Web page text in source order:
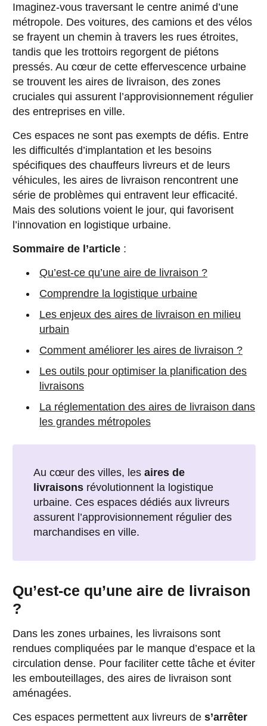
Imaginez-vous traversant le centre animé d’une
métropole. Des voitures, des camions et des vélos
se frayent un chemin à travers les rues étroites,
tandis que les trottoirs regorgent de piétons
pressés. Au cœur de cette effervescence urbaine
se trouvent les aires de livraison, des zones
cruciales qui assurent l’approvisionnement régulier
des entreprises en ville.
Ces espaces ne sont pas exempts de défis. Entre
les difficultés d’implantation et les besoins
spécifiques des chauffeurs livreurs et de leurs
véhicules, les aires de livraison rencontrent une
série de problèmes qui entravent leur efficacité.
Mais des solutions voient le jour, qui favorisent
l’innovation en logistique urbaine.
Sommaire de l’article :
Qu’est-ce qu’une aire de livraison ?
Comprendre la logistique urbaine
Les enjeux des aires de livraison en milieu
urbain
Comment améliorer les aires de livraison ?
Les outils pour optimiser la planification des
livraisons
La réglementation des aires de livraison dans
les grandes métropoles
Au cœur des villes, les aires de
livraisons révolutionnent la logistique
urbaine. Ces espaces dédiés aux livreurs
assurent l’approvisionnement régulier des
marchandises en ville.
Qu’est-ce qu’une aire de livraison
?
Dans les zones urbaines, les livraisons sont
rendues compliquées par le manque d’espace et la
circulation dense. Pour faciliter cette tâche et éviter
les embouteillages, des aires de livraison sont
aménagées.
Ces espaces permettent aux livreurs de s’arrêter